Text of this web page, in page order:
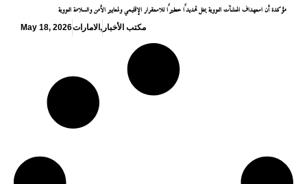
مؤكدة أن استهداف المنشآت النووية يمثل تهديدًا خطيرًا للاستقرار الإقليمي ولمعايير الأمن والسلامة النووية
May 18, 2026الامارات, مكتب الأخبار